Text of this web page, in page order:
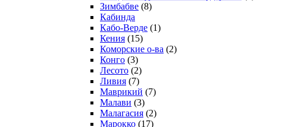
Зимбабве (8)
Кабинда
Кабо-Верде (1)
Кения (15)
Коморские о-ва (2)
Конго (3)
Лесото (2)
Ливия (7)
Маврикий (7)
Малави (3)
Малагасия (2)
Марокко (17)